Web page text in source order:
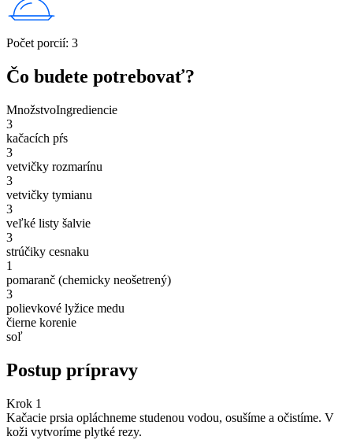
Počet porcií: 3
Čo budete potrebovať?
MnožstvoIngrediencie
3
kačacích pŕs
3
vetvičky rozmarínu
3
vetvičky tymianu
3
veľké listy šalvie
3
strúčiky cesnaku
1
pomaranč (chemicky neošetrený)
3
polievkové lyžice medu
čierne korenie
soľ
Postup prípravy
Krok 1
Kačacie prsia opláchneme studenou vodou, osušíme a očistíme. V
koži vytvoríme plytké rezy.